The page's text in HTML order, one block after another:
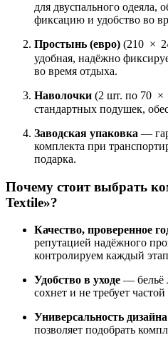
для двуспального одеяла,
фиксацию и удобство во
Простынь (евро) (210 ×
удобная, надёжно
во время отдыха.
Наволочки (2 шт. по 70 ×
стандартных подушек,
Заводская упаковка —
комплекта при
подарка.
Почему стоит выбрать
Textile»?
Качество, проверенное
репутацией надёжного
контролируем каждый
Удобство в уходе — бельё
сохнет и не требует
Универсальность дизайна
позволяет подобрать